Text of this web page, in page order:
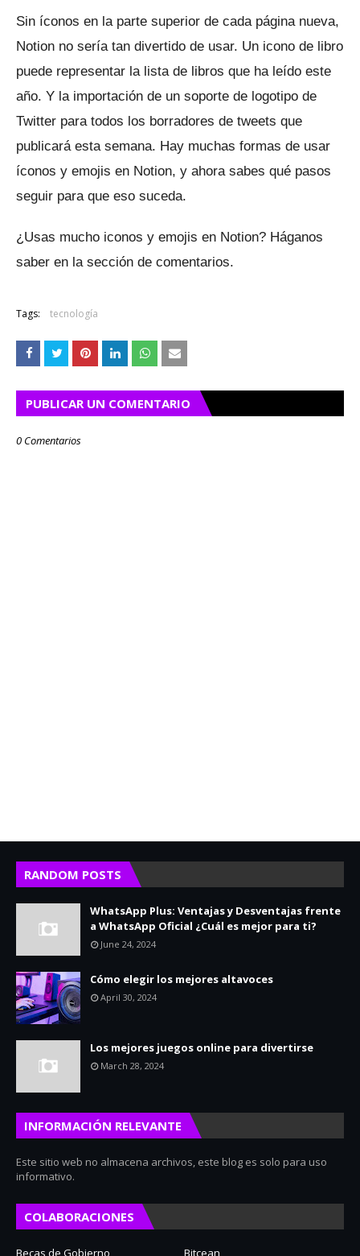
Sin íconos en la parte superior de cada página nueva,
Notion no sería tan divertido de usar. Un icono de libro
puede representar la lista de libros que ha leído este
año. Y la importación de un soporte de logotipo de
Twitter para todos los borradores de tweets que
publicará esta semana. Hay muchas formas de usar
íconos y emojis en Notion, y ahora sabes qué pasos
seguir para que eso suceda.
¿Usas mucho iconos y emojis en Notion? Háganos
saber en la sección de comentarios.
Tags: tecnología
PUBLICAR UN COMENTARIO
0 Comentarios
RANDOM POSTS
WhatsApp Plus: Ventajas y Desventajas frente
a WhatsApp Oficial ¿Cuál es mejor para ti?
June 24, 2024
Cómo elegir los mejores altavoces
April 30, 2024
Los mejores juegos online para divertirse
March 28, 2024
INFORMACIÓN RELEVANTE
Este sitio web no almacena archivos, este blog es solo para uso
informativo.
COLABORACIONES
Becas de Gobierno Bitcean